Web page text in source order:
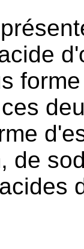
de